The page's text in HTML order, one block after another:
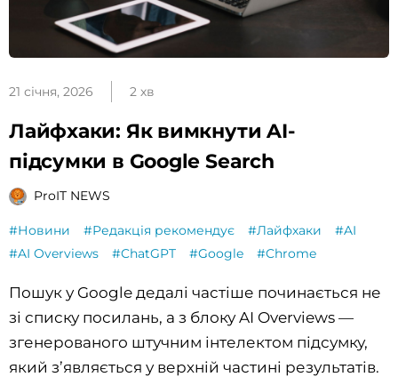
21 січня, 2026 2 хв
Лайфхаки: Як вимкнути AI-
підсумки в Google Search
ProIT NEWS
#Новини #Редакція рекомендує #Лайфхаки
#AI
#AI Overviews
#ChatGPT #Google #Chrome
Пошук у Google дедалі частіше починається не
зі списку посилань, а з блоку AI Overviews —
згенерованого штучним інтелектом підсумку,
який з’являється у верхній частині результатів.